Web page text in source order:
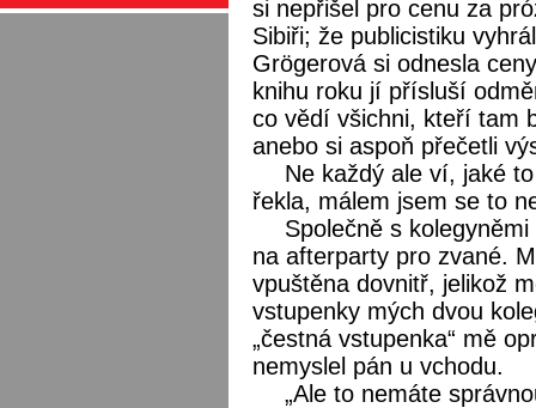
si nepřišel pro cenu za
Sibiři; že publicistiku
Grögerová si odnesla
knihu roku jí přísluší
co vědí všichni, kteří tam
anebo si aspoň přečetli
Ne každý ale ví, jaké
řekla, málem jsem se to
Společně s
na afterparty pro zvané.
vpuštěna dovnitř, jelikož
vstupenky mých dvou
„čestná vstupenka“ mě
nemyslel pán u vchodu.
„Ale to nemáte